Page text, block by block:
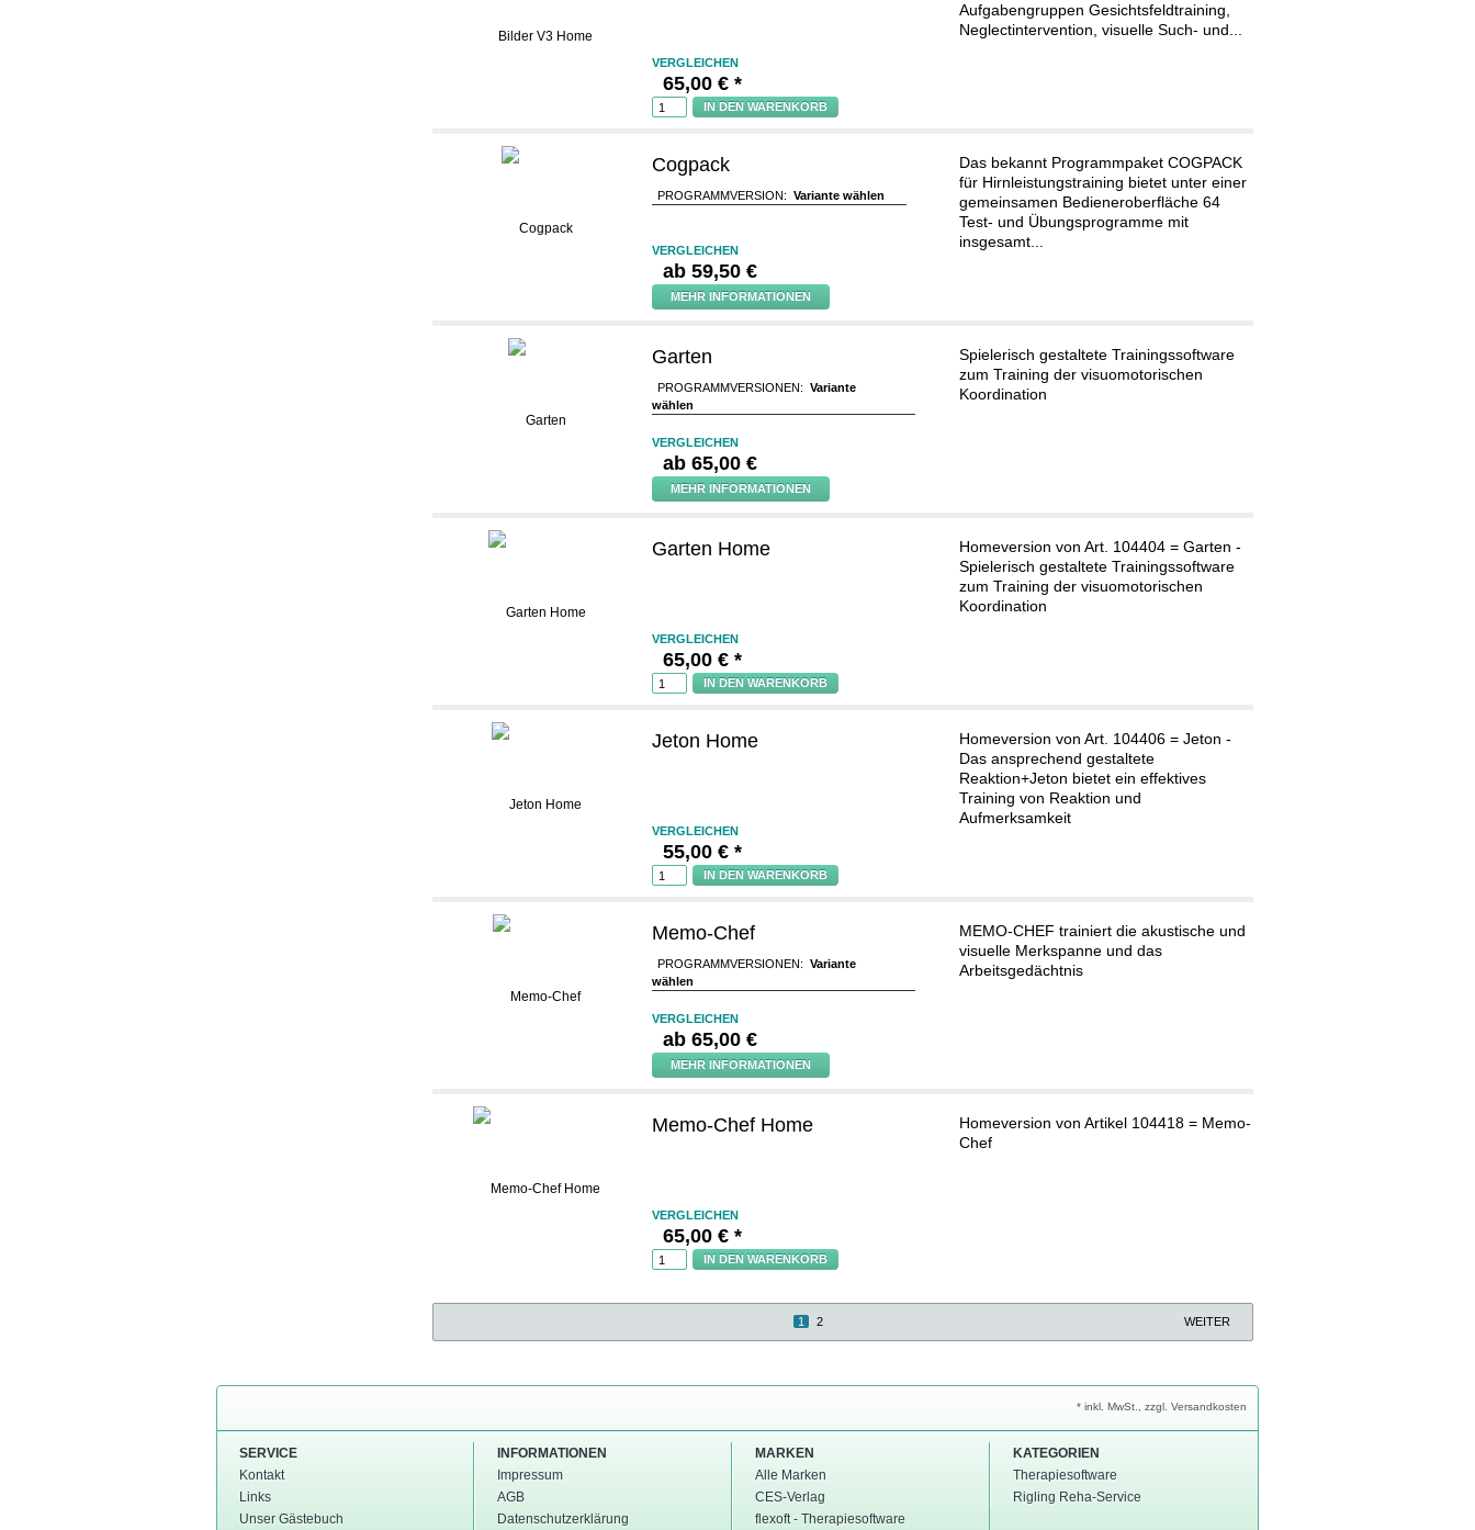
Aufgabengruppen Gesichtsfeldtraining,
Neglectintervention, visuelle Such- und...
VERGLEICHEN
65,00 € *
IN DEN WARENKORB
Cogpack
PROGRAMMVERSION: Variante wählen
Das bekannt Programmpaket COGPACK
für Hirnleistungstraining bietet unter einer
gemeinsamen Bedieneroberfläche 64
Test- und Übungsprogramme mit
insgesamt...
VERGLEICHEN
ab 59,50 €
MEHR INFORMATIONEN
Garten
PROGRAMMVERSIONEN: Variante
wählen
Spielerisch gestaltete Trainingssoftware
zum Training der visuomotorischen
Koordination
VERGLEICHEN
ab 65,00 €
MEHR INFORMATIONEN
Garten Home
Homeversion von Art. 104404 = Garten -
Spielerisch gestaltete Trainingssoftware
zum Training der visuomotorischen
Koordination
VERGLEICHEN
65,00 € *
IN DEN WARENKORB
Jeton Home
Homeversion von Art. 104406 = Jeton -
Das ansprechend gestaltete
Reaktion+Jeton bietet ein effektives
Training von Reaktion und
Aufmerksamkeit
VERGLEICHEN
55,00 € *
IN DEN WARENKORB
Memo-Chef
PROGRAMMVERSIONEN: Variante
wählen
MEMO-CHEF trainiert die akustische und
visuelle Merkspanne und das
Arbeitsgedächtnis
VERGLEICHEN
ab 65,00 €
MEHR INFORMATIONEN
Memo-Chef Home
Homeversion von Artikel 104418 = Memo-
Chef
VERGLEICHEN
65,00 € *
IN DEN WARENKORB
1 2 WEITER
* inkl. MwSt., zzgl. Versandkosten
SERVICE
Kontakt
Links
Unser Gästebuch
INFORMATIONEN
Impressum
AGB
Datenschutzerklärung
MARKEN
Alle Marken
CES-Verlag
flexoft - Therapiesoftware
KATEGORIEN
Therapiesoftware
Rigling Reha-Service